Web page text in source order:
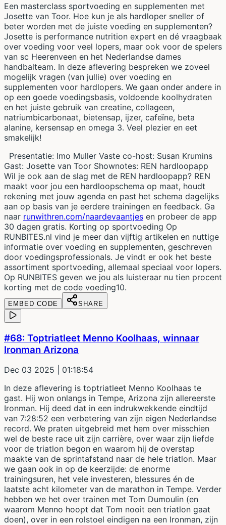
Een masterclass sportvoeding en supplementen met
Josette van Toor. Hoe kun je als hardloper sneller of
beter worden met de juiste voeding en supplementen?
Josette is performance nutrition expert en dé vraagbaak
over voeding voor veel lopers, maar ook voor de spelers
van sc Heerenveen en het Nederlandse dames
handbalteam. In deze aflevering bespreken we zoveel
mogelijk vragen (van jullie) over voeding en
supplementen voor hardlopers. We gaan onder andere in
op een goede voedingsbasis, voldoende koolhydraten
en het juiste gebruik van creatine, collageen,
natriumbicarbonaat, bietensap, ijzer, cafeïne, beta
alanine, kersensap en omega 3. Veel plezier en eet
smakelijk!
Presentatie: Imo Muller Vaste co-host: Susan Krumins
Gast: Josette van Toor Shownotes: REN hardloopapp
Wil je ook aan de slag met de REN hardloopapp? REN
maakt voor jou een hardloopschema op maat, houdt
rekening met jouw agenda en past het schema dagelijks
aan op basis van je eerdere trainingen en feedback. Ga
naar runwithren.com/naardevaantjes en probeer de app
30 dagen gratis. Korting op sportvoeding Op
RUNBITES.nl vind je meer dan vijftig artikelen en nuttige
informatie over voeding en supplementen, geschreven
door voedingsprofessionals. Je vindt er ook het beste
assortiment sportvoeding, allemaal speciaal voor lopers.
Op RUNBITES geven we jou als luisteraar nu tien procent
korting met de code voeding10.
EMBED CODE SHARE
#68: Toptriatleet Menno Koolhaas, winnaar
Ironman Arizona
Dec 03 2025 | 01:18:54
In deze aflevering is toptriatleet Menno Koolhaas te
gast. Hij won onlangs in Tempe, Arizona zijn allereerste
Ironman. Hij deed dat in een indrukwekkende eindtijd
van 7:28:52 een verbetering van zijn eigen Nederlandse
record. We praten uitgebreid met hem over misschien
wel de beste race uit zijn carrière, over waar zijn liefde
voor de triatlon begon en waarom hij de overstap
maakte van de sprintafstand naar de hele triatlon. Maar
we gaan ook in op de keerzijde: de enorme
trainingsuren, het vele investeren, blessures én de
laatste acht kilometer van de marathon in Tempe. Verder
hebben we het over trainen met Tom Dumoulin (en
waarom Menno hoopt dat Tom nooit een triatlon gaat
doen), over in een rolstoel eindigen na een Ironman, zijn